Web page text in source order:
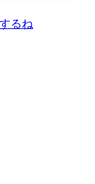
るね